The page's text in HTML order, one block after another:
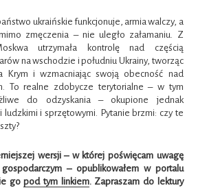
ukraińskie funkcjonuje, armia walczy, a
zmęczenia – nie uległo załamaniu. Z
utrzymała kontrolę nad częścią
na wschodzie i południu Ukrainy, tworząc
Krym i wzmacniając swoją obecność nad
To realne zdobycze terytorialne – w tym
do odzyskania – okupione jednak
ludzkimi i sprzętowymi. Pytanie brzmi: czy te
wersji – w której poświęcam uwagę
– opublikowałem w portalu
gopod tym linkiem. Zapraszam do lektury